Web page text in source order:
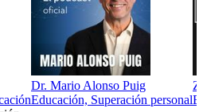
Dr. Mario Alonso Puig
Educación, Superación personal